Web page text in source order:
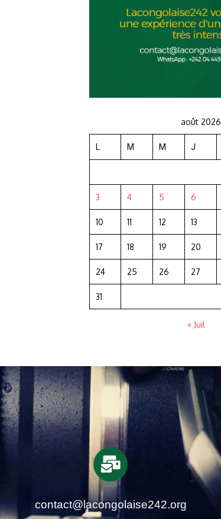
août 2026
L M M J
3 4 5 6
10 11 12 13
17 18 19 20
24 25 26 27
31
« Juil
contact@lacongolaise242.org